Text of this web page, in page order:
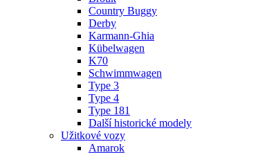
Country Buggy
Derby
Karmann-Ghia
Kübelwagen
K70
Schwimmwagen
Type 3
Type 4
Type 181
Další historické modely
Užitkové vozy
Amarok